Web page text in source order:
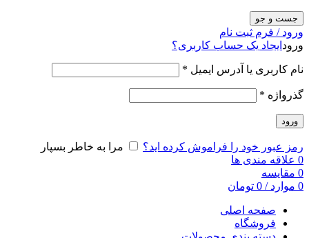
جست و جو
ورود / فرم ثبت نام
ورود ایجاد یک حساب کاربری؟
نام کاربری یا آدرس ایمیل *
گذرواژه *
ورود
رمز عبور خود را فراموش کرده اید؟
مرا به خاطر بسپار
0 علاقه مندی ها
0 مقایسه
0 موارد /
0 تومان
صفحه اصلی
فروشگاه